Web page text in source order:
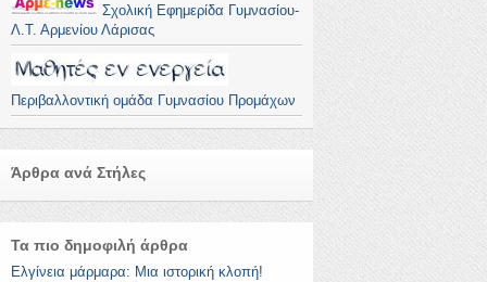
Σχολική Εφημερίδα Γυμνασίου-
Λ.Τ. Αρμενίου Λάρισας
Περιβαλλοντική ομάδα Γυμνασίου Προμάχων
Άρθρα ανά Στήλες
Τα πιο δημοφιλή άρθρα
Ελγίνεια μάρμαρα: Μια ιστορική κλοπή!